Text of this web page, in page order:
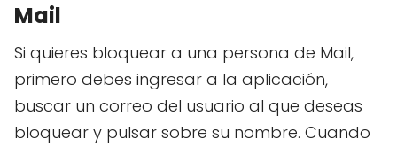
Mail
Si quieres bloquear a una persona de Mail,
primero debes ingresar a la aplicación,
buscar un correo del usuario al que deseas
bloquear y pulsar sobre su nombre. Cuando